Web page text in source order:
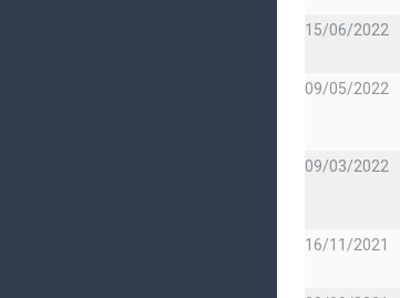
15/06/2022
09/05/2022
09/03/2022
16/11/2021